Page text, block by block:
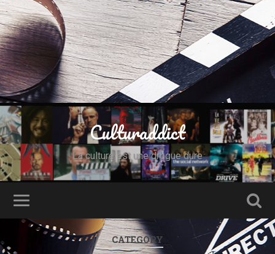
Culturaddict
La culture est une drogue dure
CATEGORY